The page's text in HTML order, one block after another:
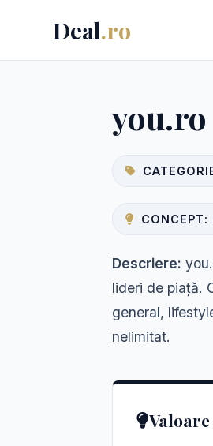
Deal.ro
you.ro
CONCEPT:
Descriere:
lideri de piață.
general,
nelimitat.